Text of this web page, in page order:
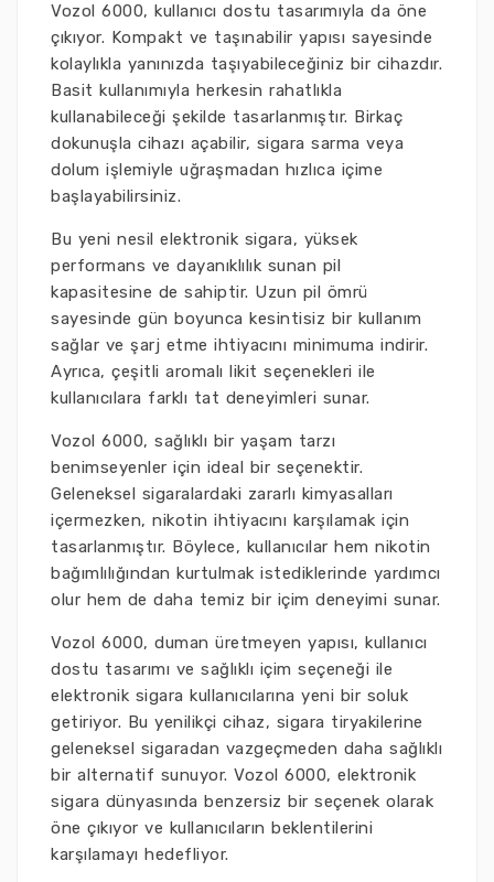
Vozol 6000, kullanıcı dostu tasarımıyla da öne
çıkıyor. Kompakt ve taşınabilir yapısı sayesinde
kolaylıkla yanınızda taşıyabileceğiniz bir cihazdır.
Basit kullanımıyla herkesin rahatlıkla
kullanabileceği şekilde tasarlanmıştır. Birkaç
dokunuşla cihazı açabilir, sigara sarma veya
dolum işlemiyle uğraşmadan hızlıca içime
başlayabilirsiniz.
Bu yeni nesil elektronik sigara, yüksek
performans ve dayanıklılık sunan pil
kapasitesine de sahiptir. Uzun pil ömrü
sayesinde gün boyunca kesintisiz bir kullanım
sağlar ve şarj etme ihtiyacını minimuma indirir.
Ayrıca, çeşitli aromalı likit seçenekleri ile
kullanıcılara farklı tat deneyimleri sunar.
Vozol 6000, sağlıklı bir yaşam tarzı
benimseyenler için ideal bir seçenektir.
Geleneksel sigaralardaki zararlı kimyasalları
içermezken, nikotin ihtiyacını karşılamak için
tasarlanmıştır. Böylece, kullanıcılar hem nikotin
bağımlılığından kurtulmak istediklerinde yardımcı
olur hem de daha temiz bir içim deneyimi sunar.
Vozol 6000, duman üretmeyen yapısı, kullanıcı
dostu tasarımı ve sağlıklı içim seçeneği ile
elektronik sigara kullanıcılarına yeni bir soluk
getiriyor. Bu yenilikçi cihaz, sigara tiryakilerine
geleneksel sigaradan vazgeçmeden daha sağlıklı
bir alternatif sunuyor. Vozol 6000, elektronik
sigara dünyasında benzersiz bir seçenek olarak
öne çıkıyor ve kullanıcıların beklentilerini
karşılamayı hedefliyor.